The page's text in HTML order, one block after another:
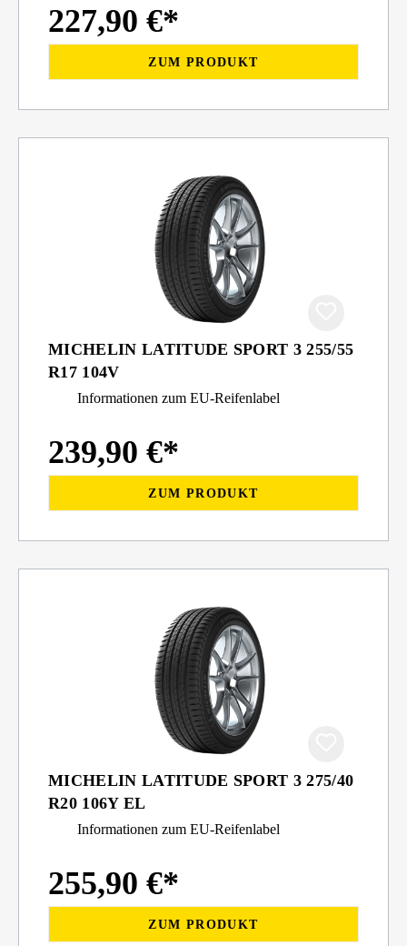
227,90 €*
ZUM PRODUKT
MICHELIN LATITUDE SPORT 3 255/55
R17 104V
Informationen zum EU-Reifenlabel
239,90 €*
ZUM PRODUKT
MICHELIN LATITUDE SPORT 3 275/40
R20 106Y EL
Informationen zum EU-Reifenlabel
255,90 €*
ZUM PRODUKT